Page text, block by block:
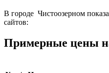
В городе Чистоозерном
сайтов:
Примерные цены